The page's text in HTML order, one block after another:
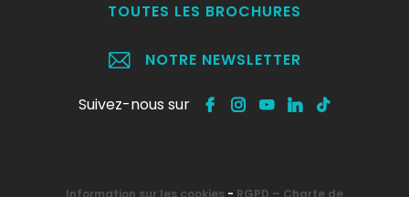
TOUTES LES BROCHURES
NOTRE NEWSLETTER
Suivez-nous sur
Information sur les cookies - RGPD – Charte de